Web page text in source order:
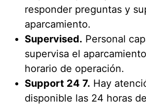
responder preguntas y
aparcamiento.
Supervised. Personal
supervisa el
horario de operación.
Support 24 7. Hay
disponible las 24 horas